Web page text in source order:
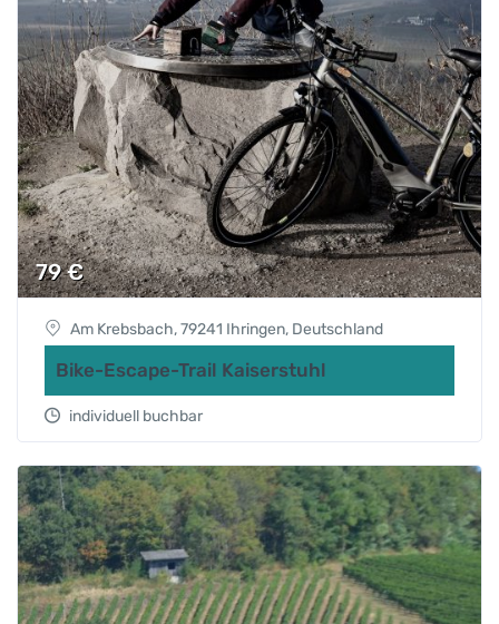
79€
Am Krebsbach, 79241 Ihringen, Deutschland
Bike-Escape-Trail Kaiserstuhl
individuell buchbar